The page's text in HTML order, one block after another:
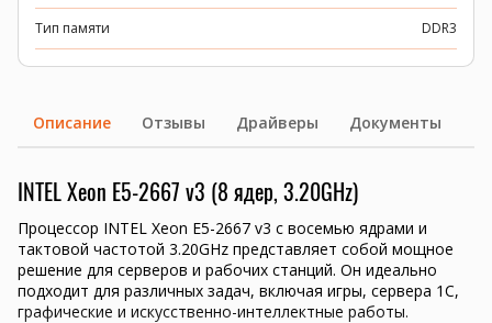
Тип памяти DDR3
Описание Отзывы Драйверы Документы
INTEL Xeon E5-2667 v3 (8 ядер, 3.20GHz)
Процессор INTEL Xeon E5-2667 v3 с восемью ядрами и
тактовой частотой 3.20GHz представляет собой мощное
решение для серверов и рабочих станций. Он идеально
подходит для различных задач, включая игры, сервера 1C,
графические и искусственно-интеллектные работы.